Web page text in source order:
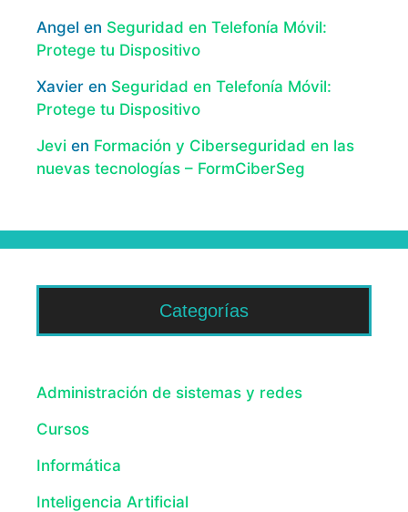
Angel en Seguridad en Telefonía Móvil:
Protege tu Dispositivo
Xavier en Seguridad en Telefonía Móvil:
Protege tu Dispositivo
Jevi en Formación y Ciberseguridad en las
nuevas tecnologías – FormCiberSeg
Categorías
Administración de sistemas y redes
Cursos
Informática
Inteligencia Artificial